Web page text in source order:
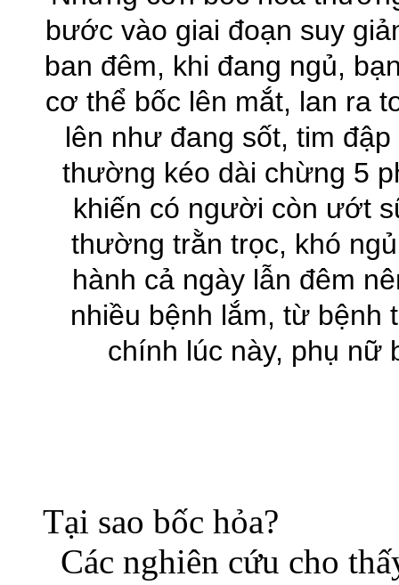
bước vào giai đoạn suy
ban đêm, khi đang ngủ,
cơ thể bốc lên mắt, lan ra
lên như đang sốt, tim
thường kéo dài chừng 5
khiến có người còn ướt
thường trằn trọc, khó
hành cả ngày lẫn đêm
nhiều bệnh lắm, từ bệnh
chính lúc này, phụ nữ
Tại sao bốc hỏa?
Các nghiên cứu cho